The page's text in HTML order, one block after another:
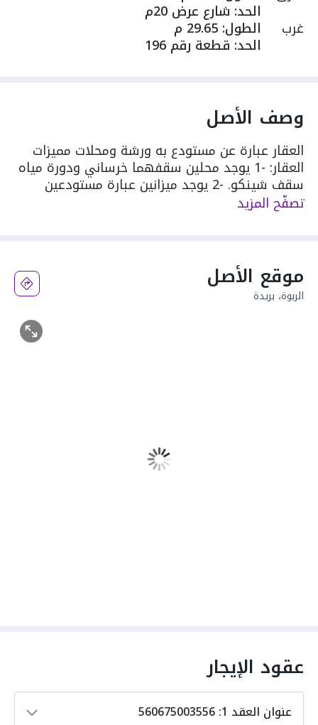
الحد: شارع عرض 20م
غرب الطول: 29.65 م
الحد: قطعة رقم 196
وصف الأصل
العقار عبارة عن مستودع به ورشة ومحلات مميزات
العقار: -1 يوجد محلين سقفهما خرساني ودورة مياه
سقف شينكو. -2 يوجد ميزانين عبارة مستودعين
منهما مستودع بالميزانين سقف شينكو. الملاحظات:
تصفّح المزيد
موقع الأصل
الربوة، بريدة
عقود الإيجار
عنوان العقد 1
:
560675003556